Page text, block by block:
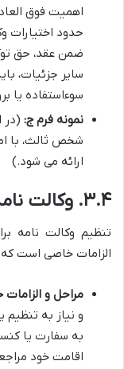
اهمیت فوق
حدود اختیارات
ضمن عقد، حق
سایر جزئیات،
سوءاستفاده یا
نمونه فرم ج: (در
شخص ثالث، با
ارائه می شود.)
۳.۴. وکالت نامه برای ازدواج در خارج از کشور
تنظیم وکالت نامه
الزامات خاصی است که
مراحل و
و نیاز به تنظیم
به سفارت یا
اقامت خود